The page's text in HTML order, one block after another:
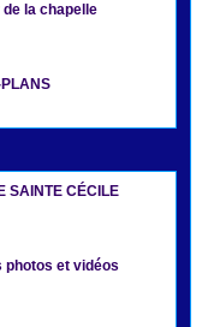
la chapelle
SAINTE CÉCILE
photos et vidéos